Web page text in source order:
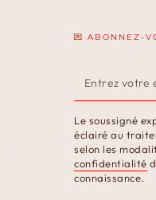
💌 ABONNEZ-
Entrez
votre
email
ici
Le soussigné
éclairé au
selon les
confidentialité
connaissance.